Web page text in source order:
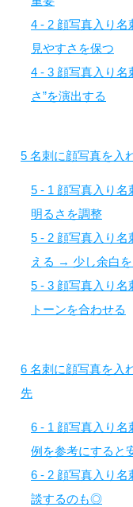
4 - 2 顔写真入り名
見やすさを保つ
4 - 3 顔写真入り名
さ”を演出する
5 名刺に顔写真を入
5 - 1 顔写真入り
明るさを調整
5 - 2 顔写真入り名
える → 少し余白を
5 - 3 顔写真入り
トーンを合わせる
6 名刺に顔写真を入
先
6 - 1 顔写真入り名
例を参考にすると
6 - 2 顔写真入り名
談するのも◎